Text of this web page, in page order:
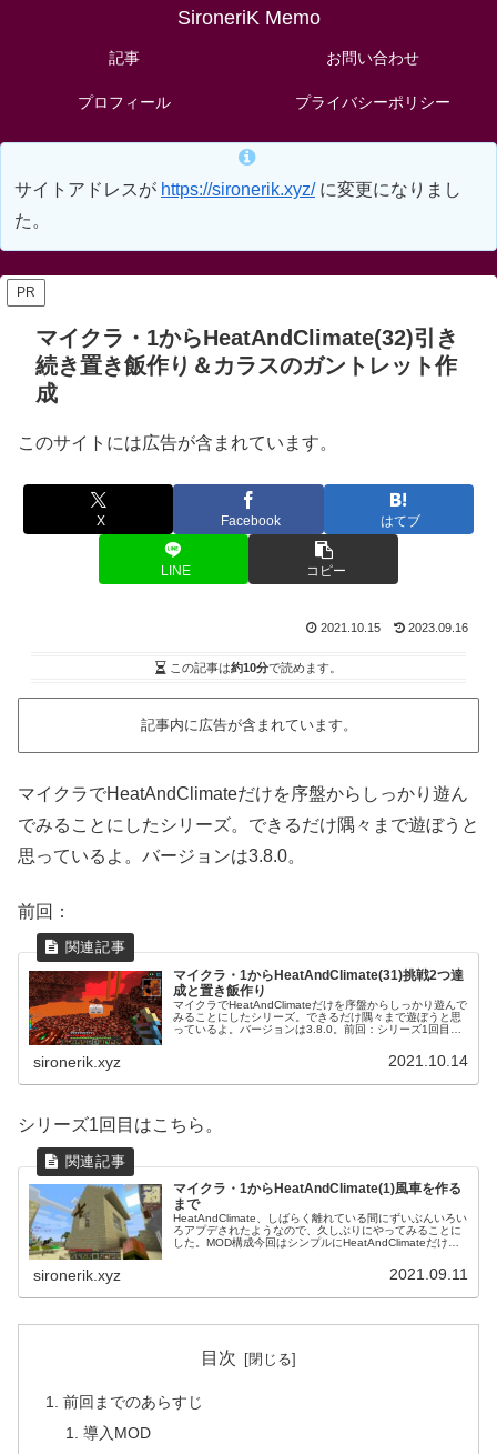
SironeriK Memo
記事 お問い合わせ
プロフィール プライバシーポリシー
サイトアドレスが https://sironerik.xyz/に変更になりまし
た。
PR
マイクラ・1からHeatAndClimate(32)引き
続き置き飯作り＆カラスのガントレット作
成
このサイトには広告が含まれています。
X Facebook はてブ
LINE コピー
2021.10.15 2023.09.16
この記事は約10分で読めます。
記事内に広告が含まれています。
マイクラでHeatAndClimateだけを序盤からしっかり遊ん
でみることにしたシリーズ。できるだけ隅々まで遊ぼうと
思っているよ。バージョンは3.8.0。
前回：
マイクラ・1からHeatAndClimate(31)挑戦2つ達
成と置き飯作り
マイクラでHeatAndClimateだけを序盤からしっかり遊んで
みることにしたシリーズ。できるだけ隅々まで遊ぼうと思
っているよ。バージョンは3.8.0。前回：シリーズ1回目は
sironerik.xyz 2021.10.14
シリーズ1回目はこちら。
マイクラ・1からHeatAndClimate(1)風車を作る
まで
HeatAndClimate、しばらく離れている間にずいぶんいろい
ろアプデされたようなので、久しぶりにやってみることに
した。MOD構成今回はシンプルにHeatAndClimateだけを
sironerik.xyz 2021.09.11
目次
前回までのあらすじ
導入MOD